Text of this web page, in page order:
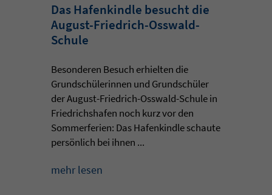
Das Hafenkindle besucht die
August-Friedrich-Osswald-
Schule
Besonderen Besuch erhielten die
Grundschülerinnen und Grundschüler
der August-Friedrich-Osswald-Schule in
Friedrichshafen noch kurz vor den
Sommerferien: Das Hafenkindle schaute
persönlich bei ihnen ...
mehr lesen